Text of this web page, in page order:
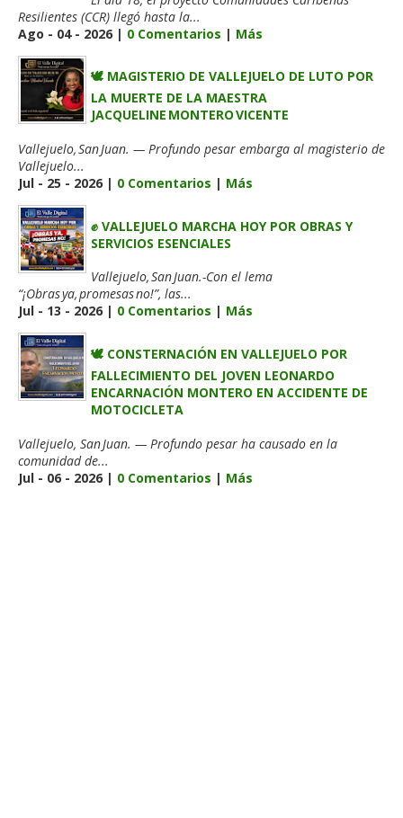
Resilientes (CCR) llegó hasta la...
Ago - 04 - 2026 | 0 Comentarios | Más
🕊️ MAGISTERIO DE VALLEJUELO DE LUTO POR
LA MUERTE DE LA MAESTRA
JACQUELINE MONTERO VICENTE
Vallejuelo, San Juan. — Profundo pesar embarga al magisterio de
Vallejuelo...
Jul - 25 - 2026 | 0 Comentarios | Más
✊ VALLEJUELO MARCHA HOY POR OBRAS Y
SERVICIOS ESENCIALES
Vallejuelo, San Juan.-Con el lema
“¡Obras ya, promesas no!”, las...
Jul - 13 - 2026 | 0 Comentarios | Más
🕊️ CONSTERNACIÓN EN VALLEJUELO POR
FALLECIMIENTO DEL JOVEN LEONARDO
ENCARNACIÓN MONTERO EN ACCIDENTE DE
MOTOCICLETA
Vallejuelo, San Juan. — Profundo pesar ha causado en la
comunidad de...
Jul - 06 - 2026 | 0 Comentarios | Más